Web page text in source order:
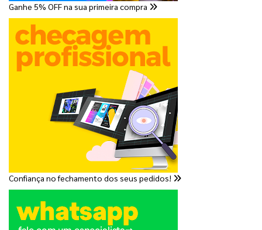
Ganhe 5% OFF na sua primeira compra
Confiança no fechamento dos seus pedidos!